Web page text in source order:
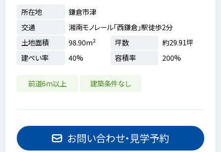
所在地
鎌倉市津
交通
湘南モノレール「西鎌倉」駅徒歩2分
土地面積
98.90m² 坪数
約29.91坪
建ぺい率
40% 容積率 200%
前道6m以上 建築条件なし
お問い合わせ・見学予約